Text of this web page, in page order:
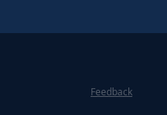
Feedback